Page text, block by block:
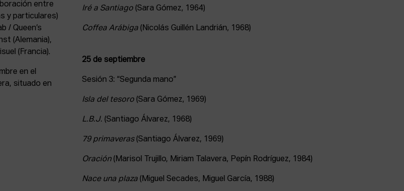
entre
y particulares)
/ Queen’s
(Alemania),
(Francia).
en el
situado en
Iré a Santiago (Sara Gómez, 1964)
Coffea Arábiga (Nicolás Guillén Landrián, 1968)
25 de septiembre
Sesión 3: “Segunda mano”
Isla del tesoro (Sara Gómez, 1969)
L.B.J. (Santiago Álvarez, 1968)
79 primaveras(Santiago Álvarez, 1969)
Oración(Marisol Trujillo, Miriam Talavera, Pepín Rodríguez, 1984)
Nace una plaza (Miguel Secades, Miguel García, 1988)